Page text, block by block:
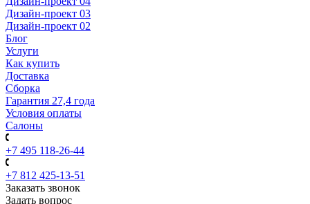
Дизайн-проект 03
Дизайн-проект 02
Блог
Услуги
Как купить
Доставка
Сборка
Гарантия 27,4 года
Условия оплаты
Салоны
+7 495 118-26-44
+7 812 425-13-51
Заказать звонок
Задать вопрос